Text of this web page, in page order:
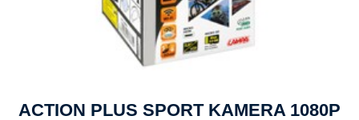
ACTION PLUS SPORT KAMERA 1080P